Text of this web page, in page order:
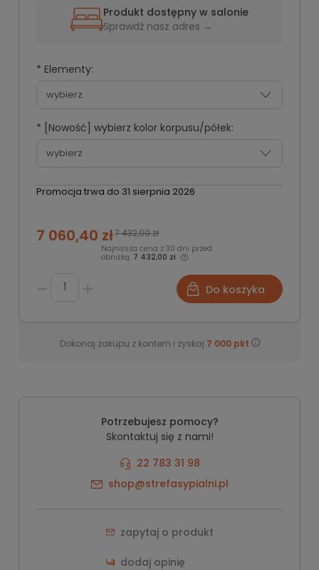
Produkt dostępny w salonie
Sprawdź nasz adres →
* Elementy:
* [Nowość] wybierz kolor korpusu/półek:
Promocja trwa do 31 sierpnia 2026
7 060,40 zł7 432,00 zł
Najniższa cena z 30 dni przed
obniżką: 7 432,00 zł
Do koszyka
Dokonaj zakupu z kontem i zyskaj 7 000pkt
Potrzebujesz pomocy?
Skontaktuj się z nami!
22 783 31 98
shop@strefasypialni.pl
zapytaj o produkt
dodaj opinię